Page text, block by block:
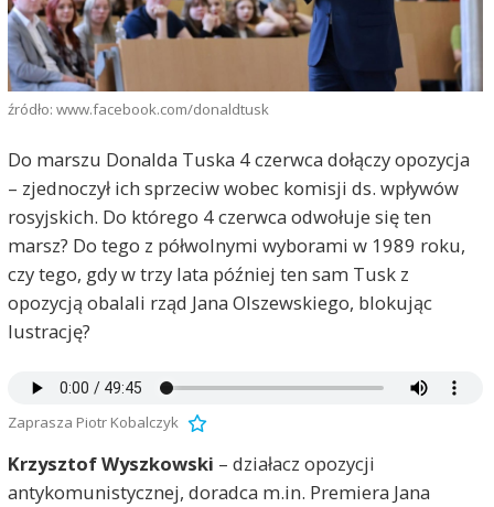
źródło: www.facebook.com/donaldtusk
Do marszu Donalda Tuska 4 czerwca dołączy opozycja
– zjednoczył ich sprzeciw wobec komisji ds. wpływów
rosyjskich. Do którego 4 czerwca odwołuje się ten
marsz? Do tego z półwolnymi wyborami w 1989 roku,
czy tego, gdy w trzy lata później ten sam Tusk z
opozycją obalali rząd Jana Olszewskiego, blokując
lustrację?
Zaprasza Piotr Kobalczyk
Krzysztof Wyszkowski – działacz opozycji
antykomunistycznej, doradca m.in. Premiera Jana